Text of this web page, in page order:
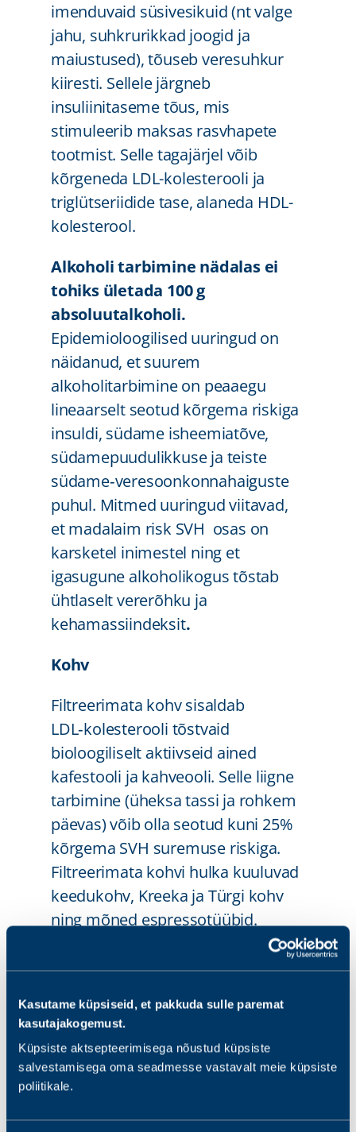
Kasutame küpsiseid, et pakkuda sulle paremat
kasutajakogemust.
Küpsiste aktsepteerimisega nõustud küpsiste
salvestamisega oma seadmesse vastavalt meie küpsiste
poliitikale.
imenduvaid süsivesikuid (nt valge
jahu, suhkrurikkad joogid ja
maiustused), tõuseb veresuhkur
kiiresti. Sellele järgneb
insuliinitaseme tõus, mis
stimuleerib maksas rasvhapete
tootmist. Selle tagajärjel võib
kõrgeneda LDL-kolesterooli ja
triglütseriidide tase, alaneda HDL-
kolesterool.
Alkoholi tarbimine nädalas ei
tohiks ületada 100 g
absoluutalkoholi.
Epidemioloogilised uuringud on
näidanud, et suurem
alkoholitarbimine on peaaegu
lineaarselt seotud kõrgema riski­ga
insuldi, südame isheemiatõve,
südamepuudulikkuse ja teiste
südame‑veresoonkonnahaiguste
puhul. Mitmed uuringud viitavad,
et madalaim risk SVH osas on
karsketel inimestel ning et
igasugune alkoholikogus tõstab
ühtlaselt vererõhku ja
kehamassiindeksit.
Kohv
Filtreerimata kohv sisaldab
LDL‑kolesterooli tõstvaid
bioloogiliselt aktiivseid ained
kafestooli ja kahveooli. Selle liigne
tarbimine (üheksa tassi ja rohkem
päevas) võib olla seotud kuni 25%
kõrgema SVH suremuse riskiga.
Filtreerimata kohvi hulka kuuluvad
keedukohv, Kreeka ja Türgi kohv
ning mõned espressotüübid.
Mõõdukas kohvitarbimine (3–4
tassi päevas) ei ole tõenäoliselt
mõõdukalt kasulik.
Liikumissoovitused